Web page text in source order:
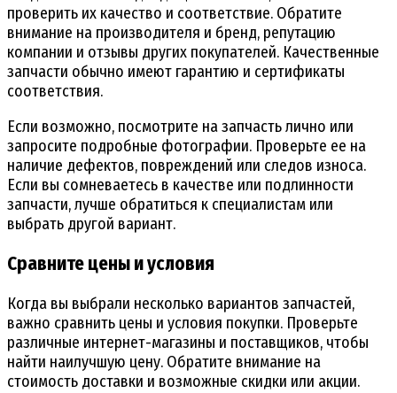
проверить их качество и соответствие. Обратите
внимание на производителя и бренд, репутацию
компании и отзывы других покупателей. Качественные
запчасти обычно имеют гарантию и сертификаты
соответствия.
Если возможно, посмотрите на запчасть лично или
запросите подробные фотографии. Проверьте ее на
наличие дефектов, повреждений или следов износа.
Если вы сомневаетесь в качестве или подлинности
запчасти, лучше обратиться к специалистам или
выбрать другой вариант.
Сравните цены и условия
Когда вы выбрали несколько вариантов запчастей,
важно сравнить цены и условия покупки. Проверьте
различные интернет-магазины и поставщиков, чтобы
найти наилучшую цену. Обратите внимание на
стоимость доставки и возможные скидки или акции.